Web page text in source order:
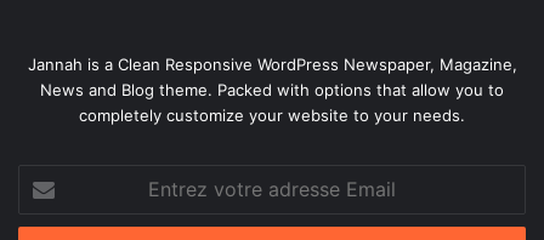
Jannah is a Clean Responsive WordPress Newspaper, Magazine,
News and Blog theme. Packed with options that allow you to
completely customize your website to your needs.
Entrez
votre
adresse